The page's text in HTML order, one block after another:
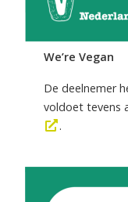
We’re Vegan
De deelnemer
voldoet tevens
.